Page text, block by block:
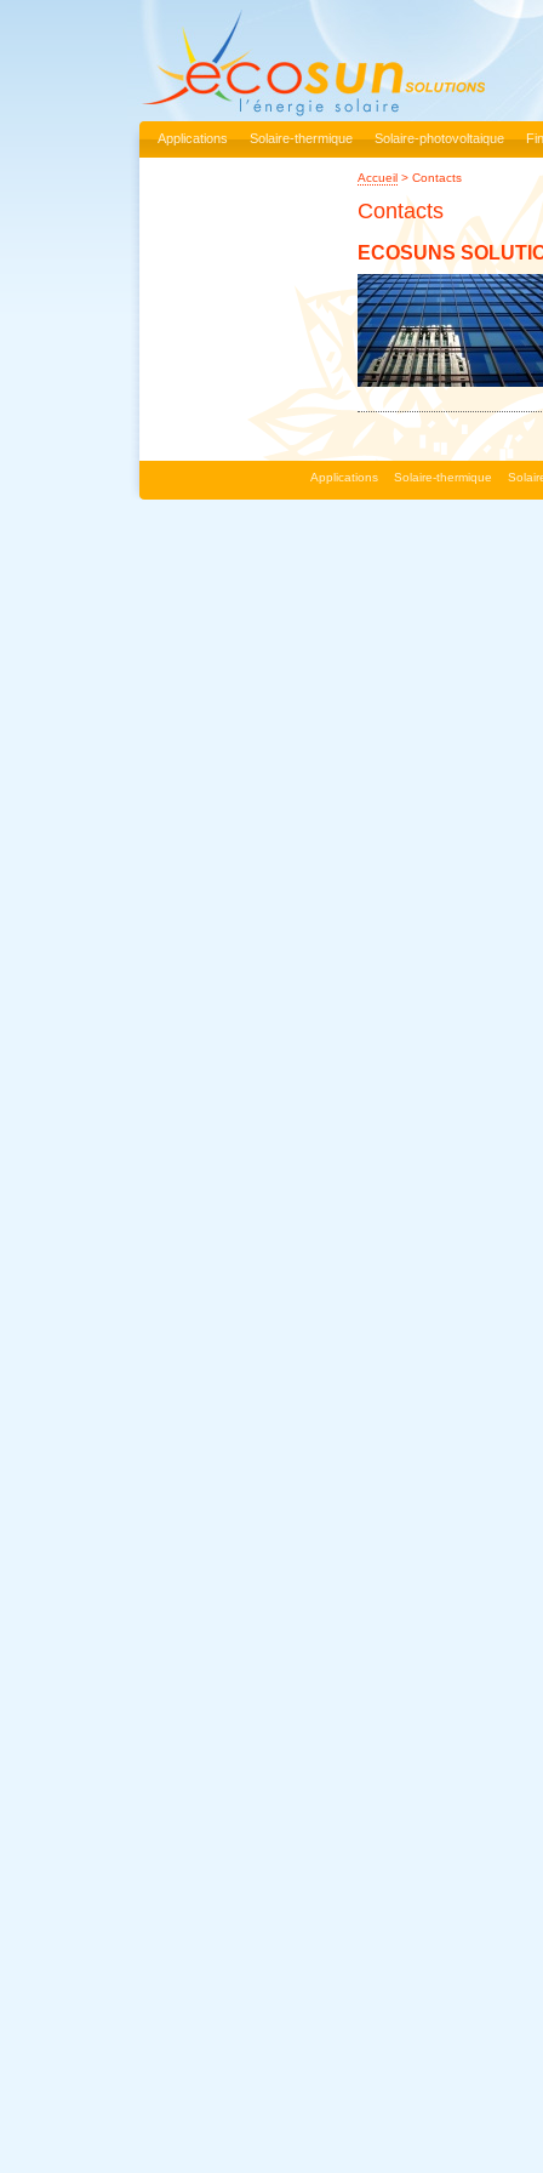
Applications Solaire-thermique Solaire-photovoltaique
Accueil > Contacts
Contacts
ECOSUNS
Applications Solaire-thermique